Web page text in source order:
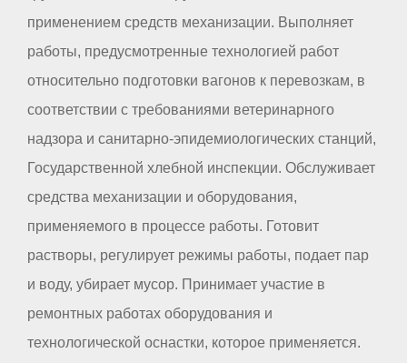
применением средств механизации. Выполняет
работы, предусмотренные технологией работ
относительно подготовки вагонов к перевозкам, в
соответствии с требованиями ветеринарного
надзора и санитарно-эпидемиологических станций,
Государственной хлебной инспекции. Обслуживает
средства механизации и оборудования,
применяемого в процессе работы. Готовит
растворы, регулирует режимы работы, подает пар
и воду, убирает мусор. Принимает участие в
ремонтных работах оборудования и
технологической оснастки, которое применяется.